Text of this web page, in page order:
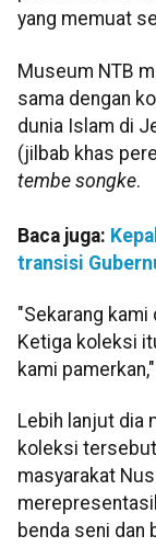
yang memuat
Museum NTB
sama dengan
dunia Islam di
(jilbab khas
tembe songke.
Baca juga:
transisi
"Sekarang
Ketiga koleksi
kami
Lebih lanjut dia
koleksi
masyarakat
benda seni dan